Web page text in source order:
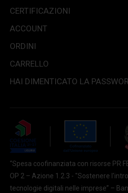
CERTIFICAZIONI
ACCOUNT
ORDINI
CARRELLO
HAI DIMENTICATO LA
“Spesa coofinanziata con risorse PR
OP 2 – Azione 1.2.3 - "Sostenere
tecnologie digitali nelle imprese” –